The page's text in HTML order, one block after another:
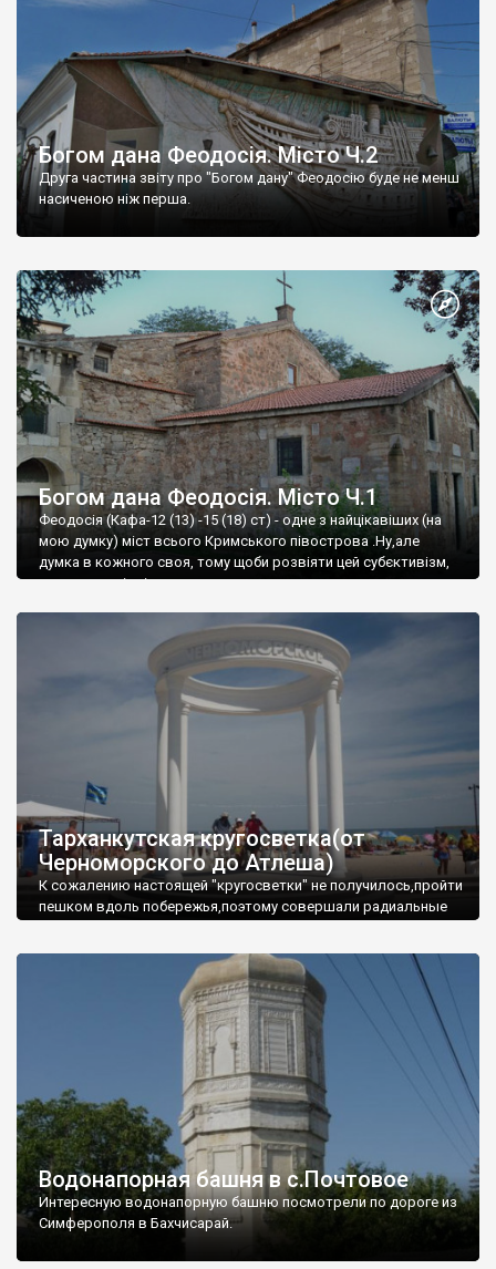
Богом дана Феодосія. Місто Ч.2
Друга частина звіту про "Богом дану" Феодосію буде не менш
насиченою ніж перша.
Богом дана Феодосія. Місто Ч.1
Феодосія (Кафа-12 (13) -15 (18) ст) - одне з найцікавіших (на
мою думку) міст всього Кримського півострова .Ну,але
думка в кожного своя, тому щоби розвіяти цей субєктивізм,
запрошую відвідати це
Тарханкутская кругосветка(от
Черноморского до Атлеша)
К сожалению настоящей "кругосветки" не получилось,пройти
пешком вдоль побережья,поэтому совершали радиальные
Водонапорная башня в с.Почтовое
Интересную водонапорную башню посмотрели по дороге из
Симферополя в Бахчисарай.